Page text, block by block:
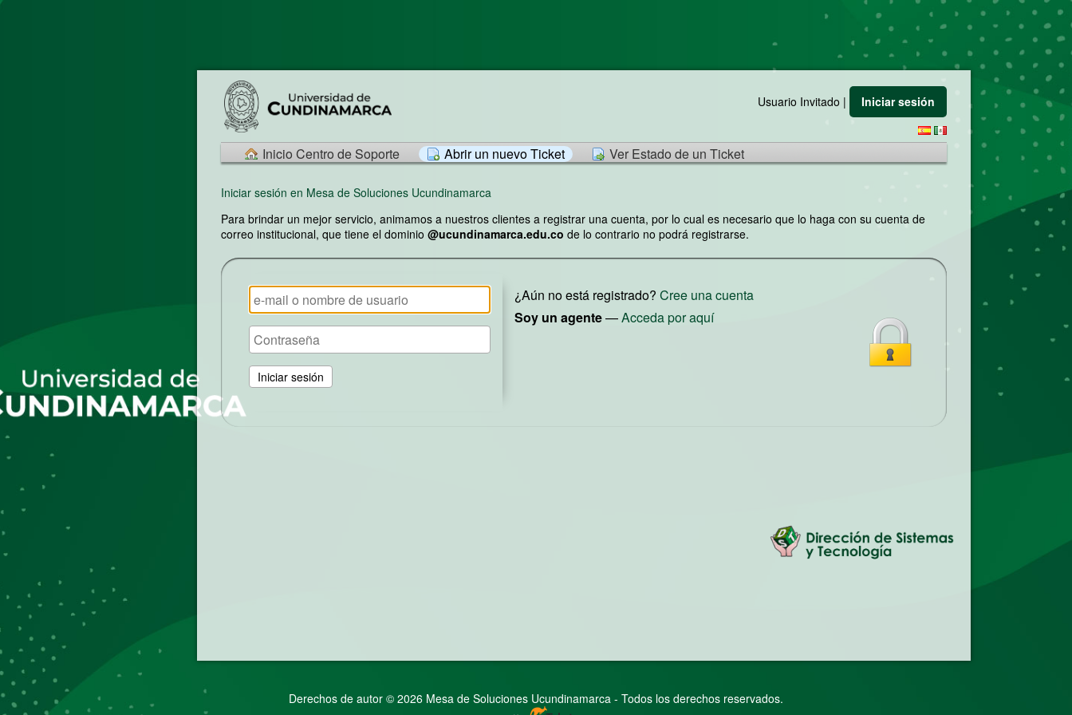
Usuario Invitado | Iniciar sesión
Inicio Centro de Soporte Abrir un nuevo Ticket Ver Estado de un Ticket
Iniciar sesión en Mesa de Soluciones Ucundinamarca
Para brindar un mejor servicio, animamos a nuestros clientes a registrar una cuenta, por lo cual es necesario que lo haga con su cuenta de
correo institucional, que tiene el dominio @ucundinamarca.edu.co de lo contrario no podrá registrarse.
¿Aún no está registrado? Cree una cuenta
Soy un agente—Acceda por aquí
Derechos de autor © 2026 Mesa de Soluciones Ucundinamarca - Todos los derechos reservados.